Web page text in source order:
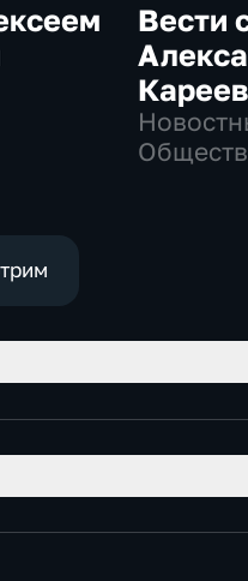
Вести